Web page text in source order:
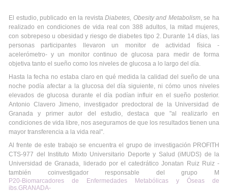
El estudio, publicado en la revistaDiabetes, Obesity and Metabolism, se ha
realizado en condiciones de vida real con 388 adultos, la mitad mujeres,
con sobrepeso u obesidad y riesgo de diabetes tipo 2. Durante 14 días, las
personas participantes llevaron un monitor de actividad física -
acelerómetro- y un monitor continuo de glucosa para medir de forma
objetiva tanto el sueño como los niveles de glucosa a lo largo del día.
Hasta la fecha no estaba claro en qué medida la calidad del sueño de una
noche podía afectar a la glucosa del día siguiente, ni cómo unos niveles
elevados de glucosa durante el día podían influir en el sueño posterior.
Antonio Clavero Jimeno, investigador predoctoral de la Universidad de
Granada y primer autor del estudio, destaca que "al realizarlo en
condiciones de vida libre, nos aseguramos de que los resultados tienen una
mayor transferencia a la vida real".
Al frente de este trabajo se encuentra el grupo de investigación PROFITH
CTS-977 del Instituto Mixto Universitario Deporte y Salud (iMUDS) de la
Universidad de Granada, liderado por el catedrático Jonatan Ruiz Ruiz -
también coinvestigador responsable del grupo M
P20-Biomarcadores de Enfermedades Metabólicas y Óseas de
ibs.GRANADA-